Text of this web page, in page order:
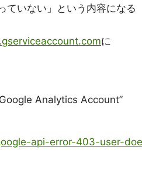
いない」という内容になる
に
Analytics Account”
api-error-403-user-doe